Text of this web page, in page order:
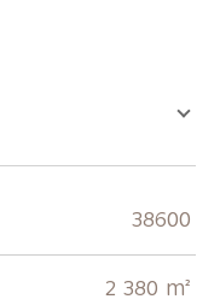
TRAD_ZEPHYR_Valeurs
38600
2 380 m²